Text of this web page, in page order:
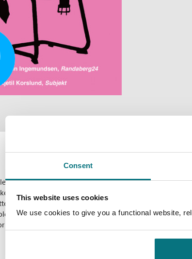
Consent
This website uses cookies
We use cookies to give you a functional website,
Ole Martin Moen – professor og tidligere lærer –
skolesystemet barn for systematisk omsorgssvikt? Blir
og ernæring møtt? Og er det forsvarlig at barn ikke har
og fritid, og at prestasjonene deres fra 12-årsalderen blir
barnas videre muligheter i livet?